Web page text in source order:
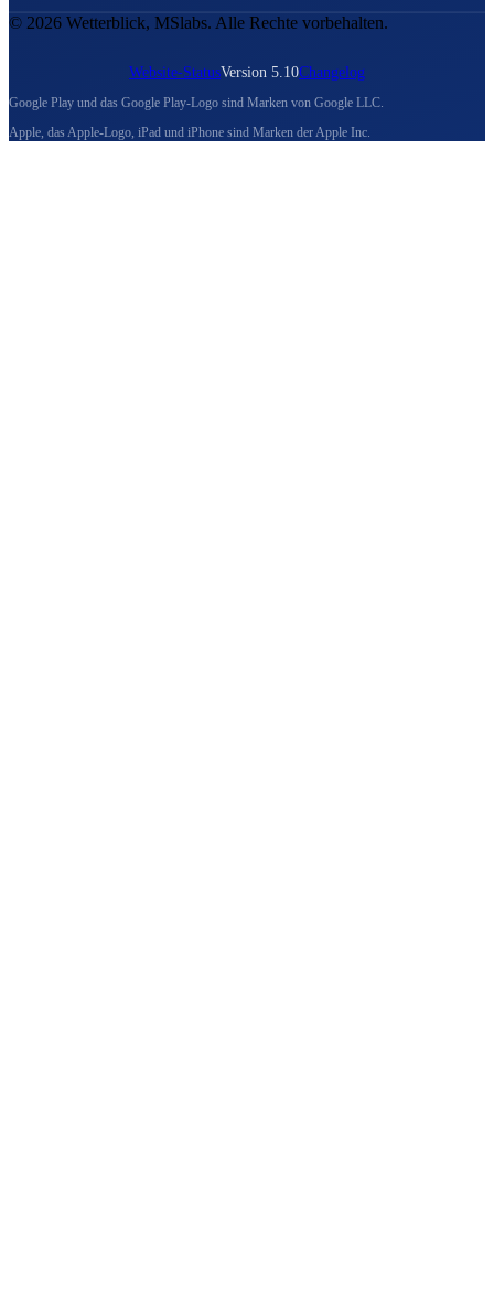
© 2026 Wetterblick, MSlabs. Alle Rechte vorbehalten.
Website-StatusVersion 5.10Changelog
Google Play und das Google Play-Logo sind Marken von Google LLC.
Apple, das Apple-Logo, iPad und iPhone sind Marken der Apple Inc.